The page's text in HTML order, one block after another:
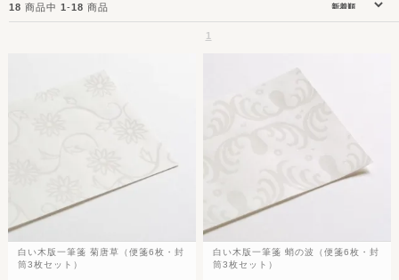
18 商品中 1-18 商品
1
白い木版一筆箋 菊唐草（便箋6枚・封
筒3枚セット）
白い木版一筆箋 蛸の波（便箋6枚・封
筒3枚セット）